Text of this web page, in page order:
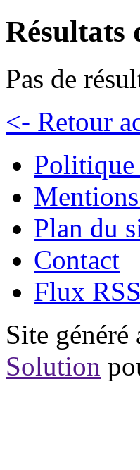
Résultats
Pas de
<- Retour
Politique
Plan du
Contact
Flux RSS
Site
Solution